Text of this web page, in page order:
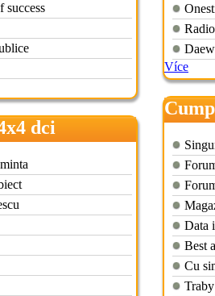
success
dci
Více
Data
Best
Cu